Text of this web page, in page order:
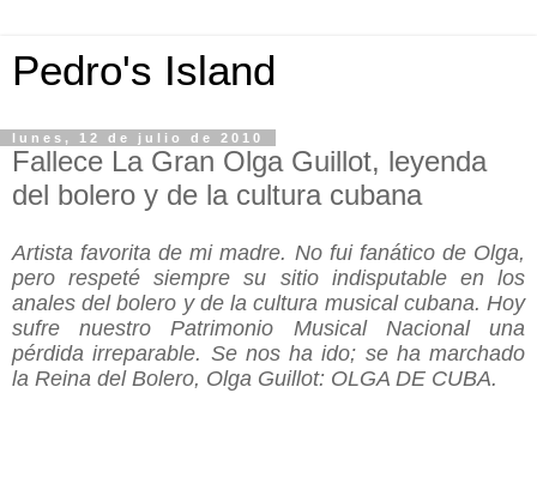
Pedro's Island
lunes, 12 de julio de 2010
Fallece La Gran Olga Guillot, leyenda
del bolero y de la cultura cubana
Artista favorita de mi madre. No fui fanático de Olga,
pero respeté siempre su sitio indisputable en los
anales del bolero y de la cultura musical cubana. Hoy
sufre nuestro Patrimonio Musical Nacional una
pérdida irreparable. Se nos ha ido; se ha marchado
la Reina del Bolero, Olga Guillot: OLGA DE CUBA.